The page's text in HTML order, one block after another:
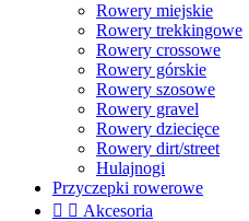
Rowery miejskie
Rowery trekkingowe
Rowery crossowe
Rowery górskie
Rowery szosowe
Rowery gravel
Rowery dziecięce
Rowery dirt/street
Hulajnogi
Przyczepki rowerowe
  Akcesoria